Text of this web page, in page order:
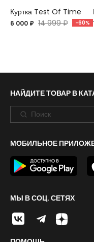
Куртка Test Of Time
6 000 ₽ 14 999 ₽ -60%
НАЙДИТЕ ТОВАР В
МОБИЛЬНОЕ
МЫ В СОЦ. СЕТЯХ